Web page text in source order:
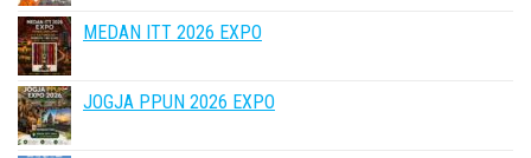
MEDAN ITT 2026 EXPO
JOGJA PPUN 2026 EXPO